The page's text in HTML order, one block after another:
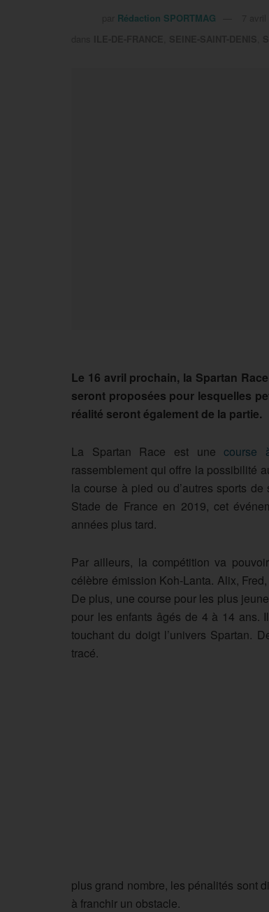
Rédaction SPORTMAG
Le 16 avril prochain, la Spartan
seront proposées pour lesquelles
réalité seront également de la partie.
La Spartan Race est une course
rassemblement qui offre la possibilité
la course à pied ou d’autres sports
Stade de France en 2019, cet
années plus tard.
Par ailleurs, la compétition va
célèbre émission Koh-Lanta. Alix,
De plus, une course pour les plus
pour les enfants âgés de 4 à 14 ans.
touchant du doigt l’univers Spartan.
tracé.
plus grand nombre, les pénalités sont
à franchir un obstacle.